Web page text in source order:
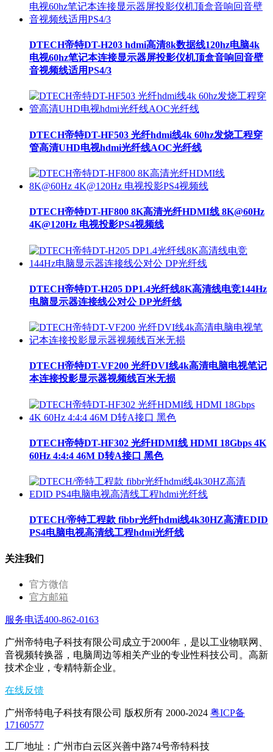
DTECH帝特DT-H203 hdmi高清8k数据线120hz电脑4k
电视60hz笔记本连接显示器屏投影仪机顶盒音响回音壁
音视频线适用PS4/3
DTECH帝特DT-HF503 光纤hdmi线4k 60hz发烧工程穿
管高清UHD电视hdmi光纤线AOC光纤线
DTECH帝特DT-HF800 8K高清光纤HDMI线 8K@60Hz
4K@120Hz 电视投影PS4视频线
DTECH帝特DT-H205 DP1.4光纤线8K高清线电竞144Hz
电脑显示器连接线公对公 DP光纤线
DTECH帝特DT-VF200 光纤DVI线4k高清电脑电视笔记
本连接投影显示器视频线百米无损
DTECH帝特DT-HF302 光纤HDMI线 HDMI 18Gbps 4K
60Hz 4:4:4 46M D转A接口 黑色
DTECH/帝特工程款 fibbr光纤hdmi线4k30HZ高清EDID
PS4电脑电视高清线工程hdmi光纤线
关注我们
官方微信
官方邮箱
服务电话400-862-0163
广州帝特电子科技有限公司成立于2000年，是以工业物联网、
音视频转换器，电脑周边等相关产业的专业性科技公司。高新
技术企业，专精特新企业。
在线反馈
广州帝特电子科技有限公司 版权所有 2000-2024 粤ICP备
17160577
工厂地址：广州市白云区兴善中路74号帝特科技